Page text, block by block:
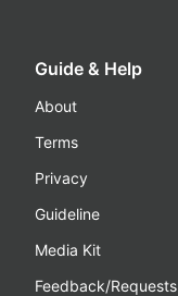
Guide & Help
About
Terms
Privacy
Guideline
Media Kit
Feedback/Requests